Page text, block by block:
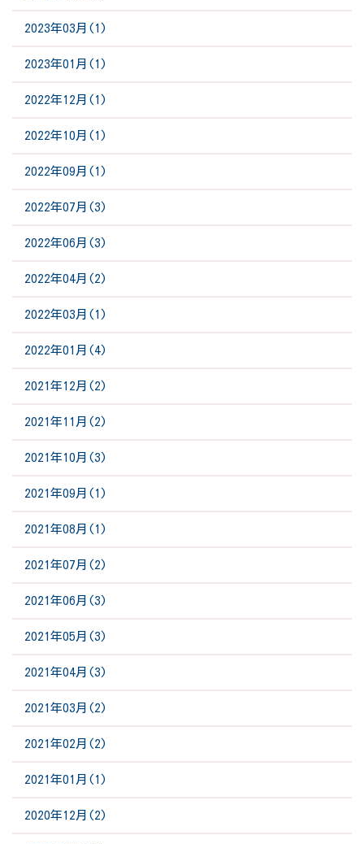
2023年03月(1)
2023年01月(1)
2022年12月(1)
2022年10月(1)
2022年09月(1)
2022年07月(3)
2022年06月(3)
2022年04月(2)
2022年03月(1)
2022年01月(4)
2021年12月(2)
2021年11月(2)
2021年10月(3)
2021年09月(1)
2021年08月(1)
2021年07月(2)
2021年06月(3)
2021年05月(3)
2021年04月(3)
2021年03月(2)
2021年02月(2)
2021年01月(1)
2020年12月(2)